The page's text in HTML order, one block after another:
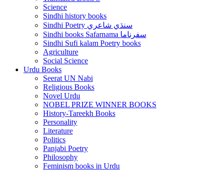
Science
Sindhi history books
Sindhi Poetry سنڌي شاعري
Sindhi books Safarnama سفرناما
Sindhi Sufi kalam Poetry books
Agriculture
Social Science
Urdu Books
Seerat UN Nabi
Religious Books
Novel Urdu
NOBEL PRIZE WINNER BOOKS
History-Tareekh Books
Personality
Literature
Politics
Panjabi Poetry
Philosophy
Feminism books in Urdu